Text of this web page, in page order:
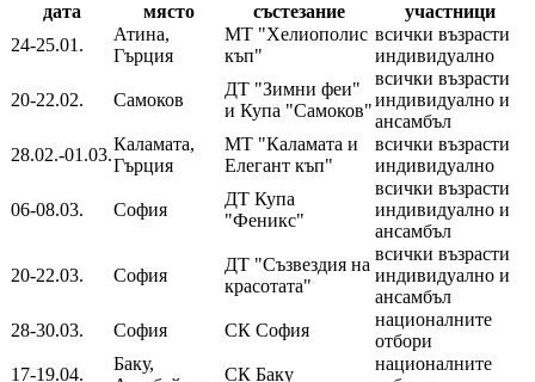
дата място състезание
участници
24-25.01.
Атина,
Гърция
МТ "Хелиополис
къп"
всички възрасти
индивидуално
20-22.02. Самоков
ДТ "Зимни феи"
и Купа "Самоков"
всички възрасти
индивидуално и
ансамбъл
28.02.-01.03.
Каламата,
Гърция
МТ "Каламата и
Елегант къп"
всички възрасти
индивидуално
06-08.03. София
ДТ Купа
"Феникс"
всички възрасти
индивидуално и
ансамбъл
20-22.03. София
ДТ "Съзвездия на
красотата"
всички възрасти
индивидуално и
ансамбъл
28-30.03.
София СК София
националните
отбори
17-19.04.
Баку,
СК Баку
националните